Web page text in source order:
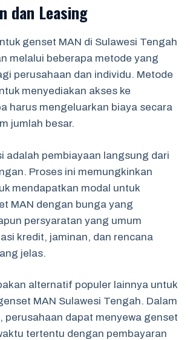
dan Leasing
genset MAN di Sulawesi Tengah
melalui beberapa metode yang
perusahaan dan individu. Metode
menyediakan akses ke
harus mengeluarkan biaya secara
jumlah besar.
adalah pembiayaan langsung dari
Proses ini memungkinkan
mendapatkan modal untuk
MAN dengan bunga yang
persyaratan yang umum
kredit, jaminan, dan rencana
jelas.
alternatif populer lainnya untuk
MAN Sulawesi Tengah. Dalam
perusahaan dapat menyewa genset
tertentu dengan pembayaran